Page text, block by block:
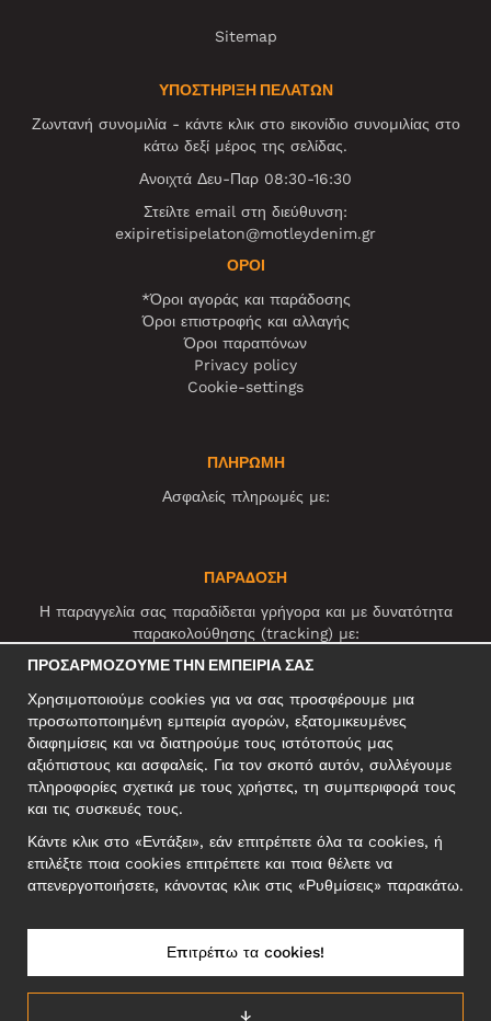
Sitemap
ΥΠΟΣΤΗΡΙΞΗ ΠΕΛΑΤΩΝ
Ζωντανή συνομιλία - κάντε κλικ στο εικονίδιο συνομιλίας στο
κάτω δεξί μέρος της σελίδας.
Ανοιχτά Δευ-Παρ 08:30-16:30
Στείλτε email στη διεύθυνση:
exipiretisipelaton@motleydenim.gr
ΌΡΟΙ
*Όροι αγοράς και παράδοσης
Όροι επιστροφής και αλλαγής
Όροι παραπόνων
Privacy policy
Cookie-settings
ΠΛΗΡΩΜΗ
Ασφαλείς πληρωμές με:
ΠΑΡΑΔΟΣΗ
Η παραγγελία σας παραδίδεται γρήγορα και με δυνατότητα
παρακολούθησης (tracking) με:
ΚΟΙΝΩΝΙΚΆ ΔΊΚΤΥΑ
ΕΠΑΓΓΕΛΜΑΤΙΚΗ ΔΙΕΥΘΥΝΣΗ
Motley Denim Europe OÜ
Narva mnt 5, EE-10117 Tallinn
Reg: 12356245
διεύθυνση!
ΠΡΟΣΑΡΜΌΖΟΥΜΕ ΤΗΝ ΕΜΠΕΙΡΊΑ ΣΑΣ
Χρησιμοποιούμε cookies για να σας προσφέρουμε μια
προσωποποιημένη εμπειρία αγορών, εξατομικευμένες
διαφημίσεις και να διατηρούμε τους ιστότοπούς μας
αξιόπιστους και ασφαλείς. Για τον σκοπό αυτόν, συλλέγουμε
πληροφορίες σχετικά με τους χρήστες, τη συμπεριφορά τους
και τις συσκευές τους.
Κάντε κλικ στο «Εντάξει», εάν επιτρέπετε όλα τα cookies, ή
επιλέξτε ποια cookies επιτρέπετε και ποια θέλετε να
απενεργοποιήσετε, κάνοντας κλικ στις «Ρυθμίσεις» παρακάτω.
↓
Επιτρέπω τα cookies!